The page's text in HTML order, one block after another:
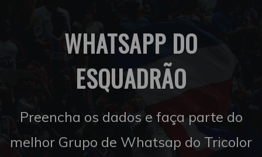
WHATSAPP DO
ESQUADRÃO
Preencha os dados e faça parte do
melhor Grupo de Whatsap do Tricolor